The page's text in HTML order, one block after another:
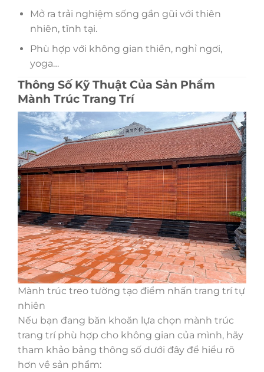
Mở ra trải nghiệm sống gần gũi với thiên
nhiên, tĩnh tại.
Phù hợp với không gian thiền, nghỉ ngơi,
yoga…
Thông Số Kỹ Thuật Của Sản Phẩm
Mành Trúc Trang Trí
Mành trúc treo tường tạo điểm nhấn trang trí tự
nhiên
Nếu bạn đang băn khoăn lựa chọn mành trúc
trang trí phù hợp cho không gian của mình, hãy
tham khảo bảng thông số dưới đây để hiểu rõ
hơn về sản phẩm: